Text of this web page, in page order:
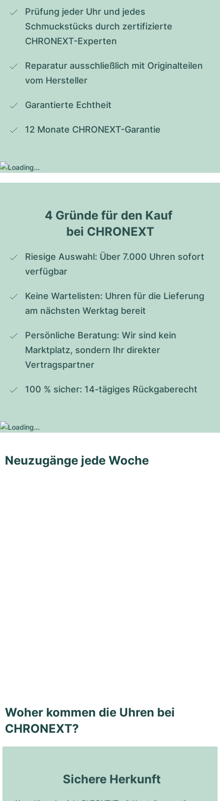
Prüfung jeder Uhr und jedes
Schmuckstücks durch zertifizierte
CHRONEXT-Experten
Reparatur ausschließlich mit Originalteilen
vom Hersteller
Garantierte Echtheit
12 Monate CHRONEXT-Garantie
4 Gründe für den Kauf
bei CHRONEXT
Riesige Auswahl: Über 7.000 Uhren sofort
verfügbar
Keine Wartelisten: Uhren für die Lieferung
am nächsten Werktag bereit
Persönliche Beratung: Wir sind kein
Marktplatz, sondern Ihr direkter
Vertragspartner
100 % sicher: 14-tägiges Rückgaberecht
Neuzugänge jede Woche
Woher kommen die Uhren bei
CHRONEXT?
Sichere Herkunft